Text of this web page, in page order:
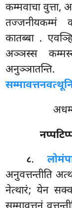
कम्मवाचा
तज्जनीयकम्मं
कातब्बा .
अञ्ञस्स
८. लोमं
अनुवत्तन्तीति
नेत्थारं; येन